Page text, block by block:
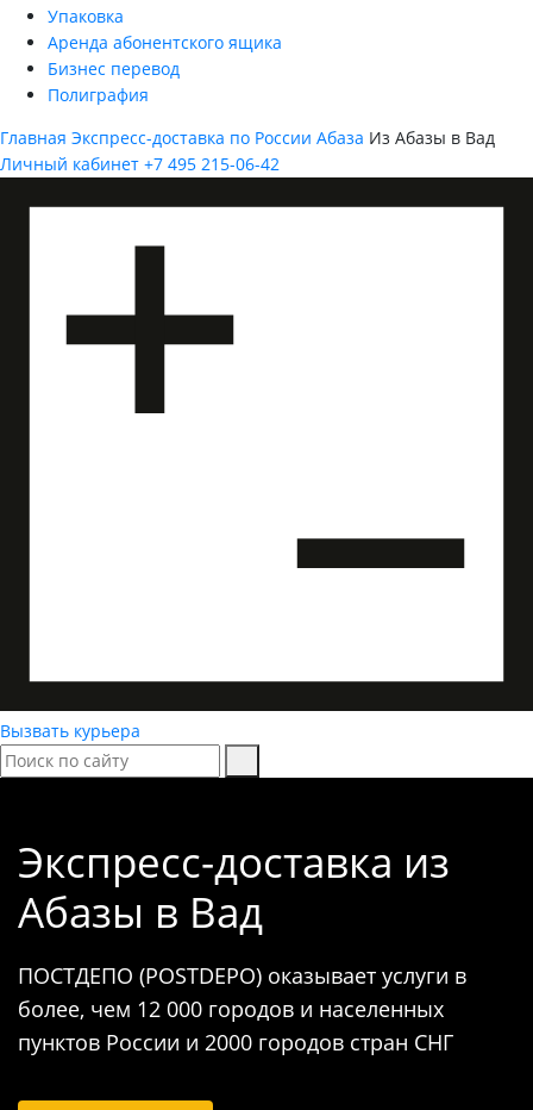
Упаковка
Аренда абонентского ящика
Бизнес перевод
Полиграфия
Главная Экспресс-доставка по России Абаза Из Абазы в Вад
Личный кабинет +7 495 215-06-42
Вызвать курьера
Экспресс-доставка из
Абазы в Вад
ПОСТДЕПО (POSTDEPO) оказывает услуги в
более, чем 12 000 городов и населенных
пунктов России и 2000 городов стран СНГ